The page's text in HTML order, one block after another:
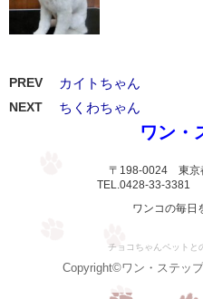
PREV カイトちゃん
NEXT ちくわちゃん
ワン・
〒198-0024 東京
TEL.0428-33-3381
ワンコの毎日
チョコちゃんペットと
Copyright©ワン・ステッ